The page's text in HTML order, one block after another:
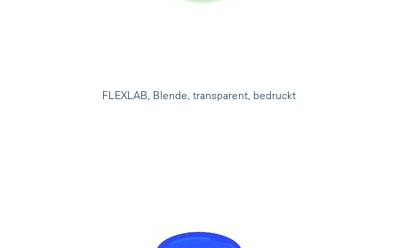
FLEXLAB, Blende, transparent, bedruckt